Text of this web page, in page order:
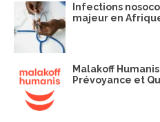
Infections
majeur en
Malakoff
Prévoyance et